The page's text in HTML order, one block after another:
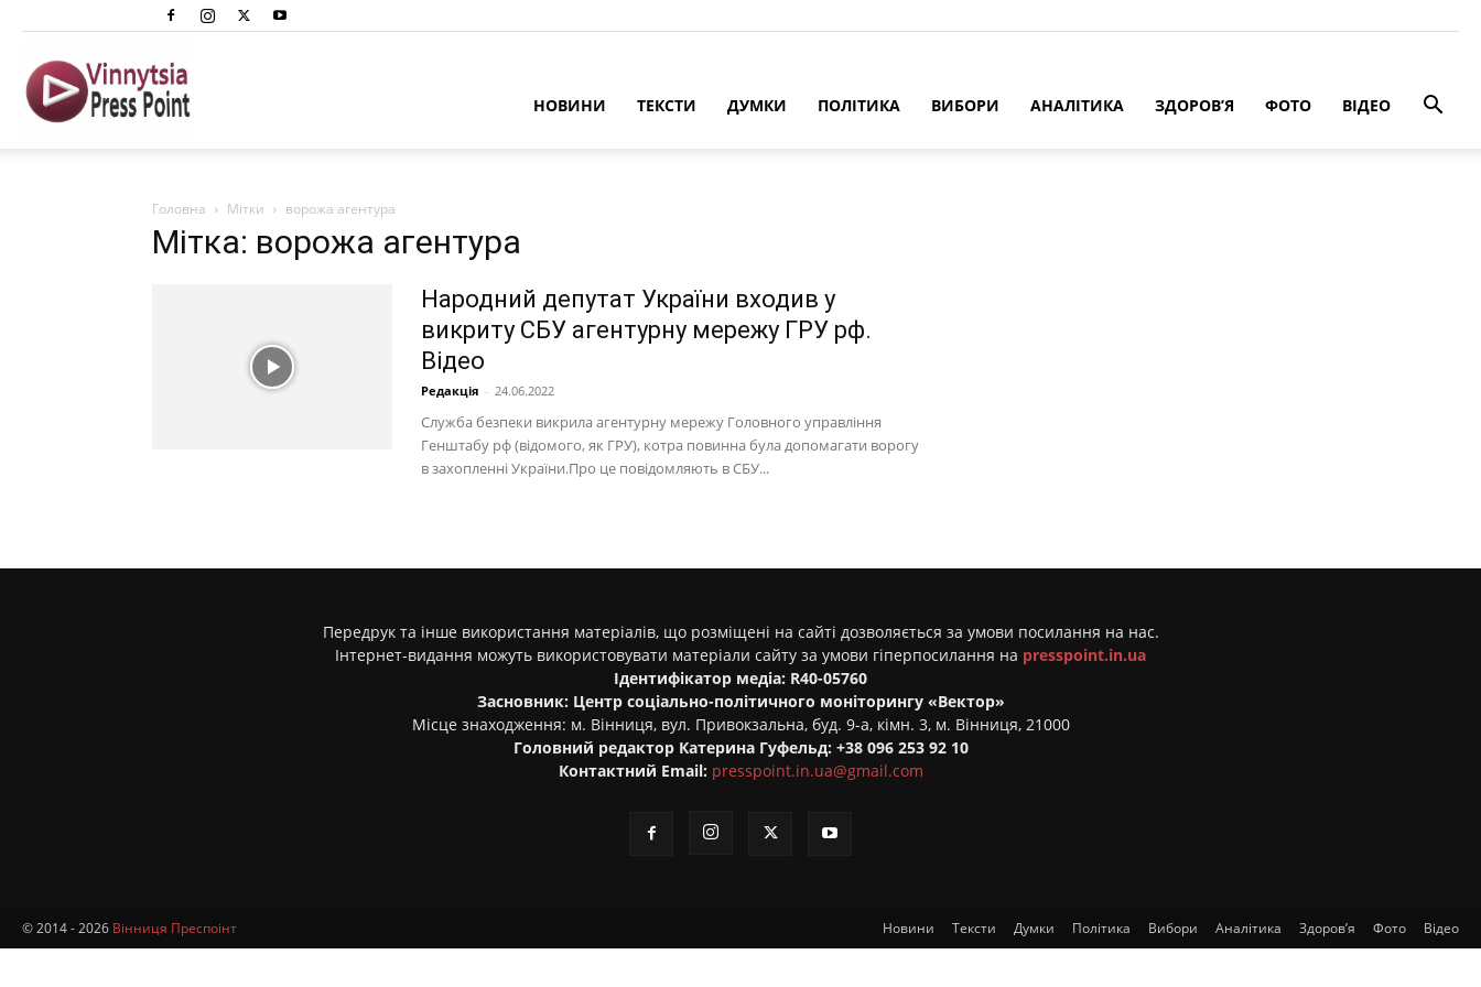
Преспоінт
НОВИНИ ТЕКСТИ ДУМКИ ПОЛІТИКА ВИБОРИ АНАЛІТИКА ЗДОРОВ’Я ФОТО ВІДЕО
Головна Мітки ворожа агентура
Мітка: ворожа агентура
Народний депутат України входив у
викриту СБУ агентурну мережу ГРУ рф.
Відео
Редакція - 24.06.2022
Служба безпеки викрила агентурну мережу Головного управління
Генштабу рф (відомого, як ГРУ), котра повинна була допомагати ворогу
в захопленні України.Про це повідомляють в СБУ...
Передрук та інше використання матеріалів, що розміщені на сайті дозволяється за умови посилання на нас.
Інтернет-видання можуть використовувати матеріали сайту за умови гіперпосилання на presspoint.in.ua
Ідентифікатор медіа: R40-05760
Засновник: Центр соціально-політичного моніторингу «Вектор»
Місце знаходження: м. Вінниця, вул. Привокзальна, буд. 9-а, кімн. 3, м. Вінниця, 21000
Головний редактор Катерина Гуфельд: +38 096 253 92 10
Контактний Email: presspoint.in.ua@gmail.com
Новини Тексти Думки Політика Вибори Аналітика Здоров’я Фото Відео
© 2014 - 2026 Вінниця Преспоінт